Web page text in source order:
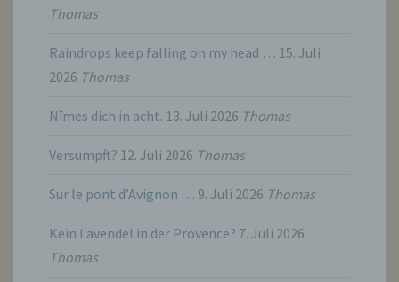
Thomas
Raindrops keep falling on my head … 15. Juli
2026 Thomas
Nîmes dich in acht. 13. Juli 2026 Thomas
Versumpft? 12. Juli 2026 Thomas
Sur le pont d’Avignon … 9. Juli 2026 Thomas
Kein Lavendel in der Provence? 7. Juli 2026
Thomas
k) Einwilligung
informierter Weise und unmissverständlich
einer Erklärung oder einer sonstigen
eindeutigen bestätigenden Handlung, mit der
sie mit der Verarbeitung der sie betreffenden
ist.